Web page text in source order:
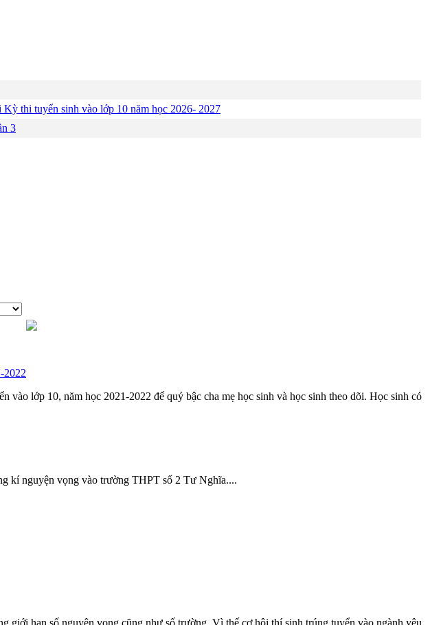
thi tuyển sinh vào lớp 10 năm học 2026- 2027
3
2022
vào lớp 10, năm học 2021-2022 để quý bậc cha mẹ học sinh và học sinh theo dõi. Học sinh có
kínguyện vọng vào trường THPT số 2 Tư Nghĩa....
giới hạn số nguyện vọng cũng như số trường. Vì thế cơ hội thí sinh trúng tuyển vào ngành yêu